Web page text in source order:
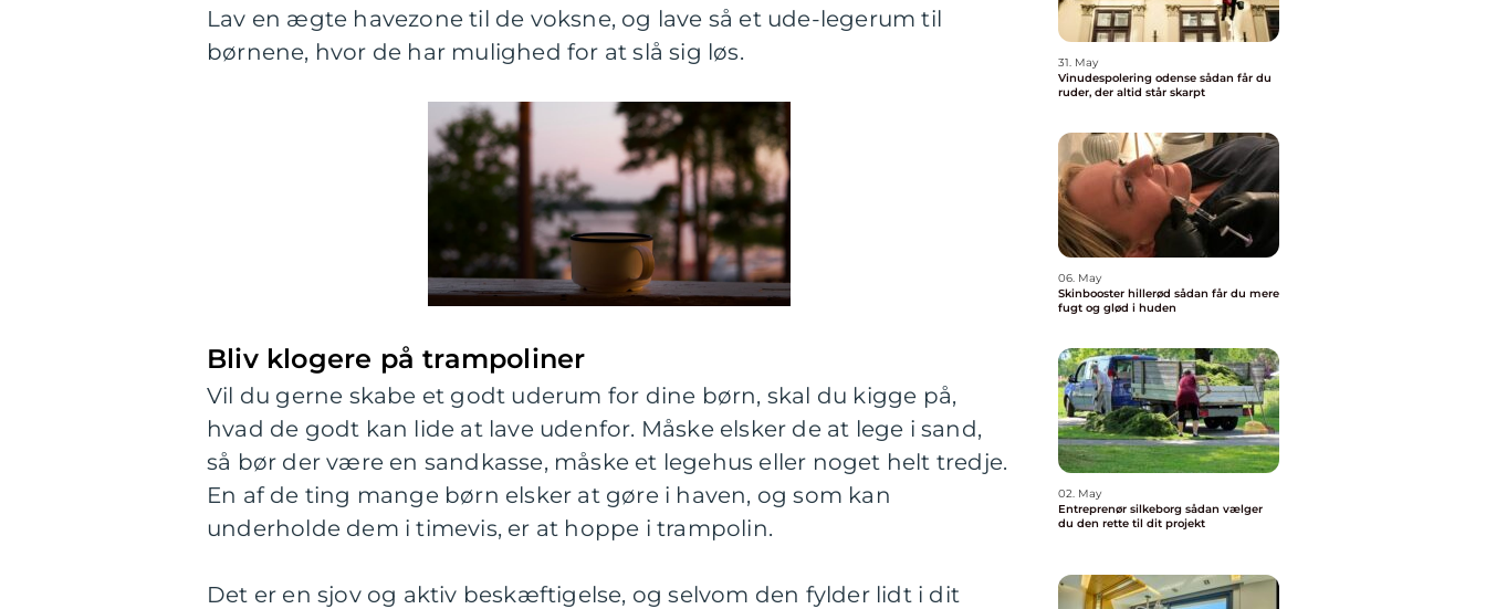
Lav en ægte havezone til de voksne, og lave så et ude-legerum til
børnene, hvor de har mulighed for at slå sig løs.
Bliv klogere på trampoliner
Vil du gerne skabe et godt uderum for dine børn, skal du kigge på,
hvad de godt kan lide at lave udenfor. Måske elsker de at lege i sand,
så bør der være en sandkasse, måske et legehus eller noget helt tredje.
En af de ting mange børn elsker at gøre i haven, og som kan
underholde dem i timevis, er at hoppe i trampolin.
Det er en sjov og aktiv beskæftigelse, og selvom den fylder lidt i dit
31. May
Vinudespolering odense sådan får du
ruder, der altid står skarpt
06. May
Skinbooster hillerød sådan får du mere
fugt og glød i huden
02. May
Entreprenør silkeborg sådan vælger
du den rette til dit projekt